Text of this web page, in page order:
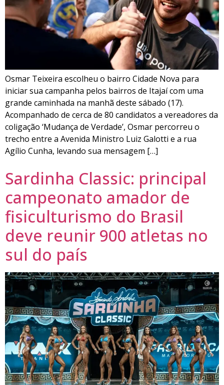
Osmar Teixeira escolheu o bairro Cidade Nova para
iniciar sua campanha pelos bairros de Itajaí com uma
grande caminhada na manhã deste sábado (17).
Acompanhado de cerca de 80 candidatos a vereadores da
coligação ‘Mudança de Verdade’, Osmar percorreu o
trecho entre a Avenida Ministro Luiz Galotti e a rua
Agílio Cunha, levando sua mensagem […]
Sardinha Classic: principal
campeonato amador de
fisiculturismo do Brasil
deve reunir 900 atletas no
sul do país